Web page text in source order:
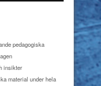
pedagogiska
insikter
material under hela